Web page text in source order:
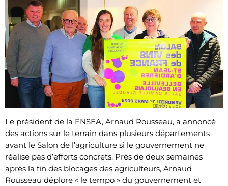
Le président de la FNSEA, Arnaud Rousseau, a annoncé
des actions sur le terrain dans plusieurs départements
avant le Salon de l’agriculture si le gouvernement ne
réalise pas d’efforts concrets. Près de deux semaines
après la fin des blocages des agriculteurs, Arnaud
Rousseau déplore « le tempo » du gouvernement et